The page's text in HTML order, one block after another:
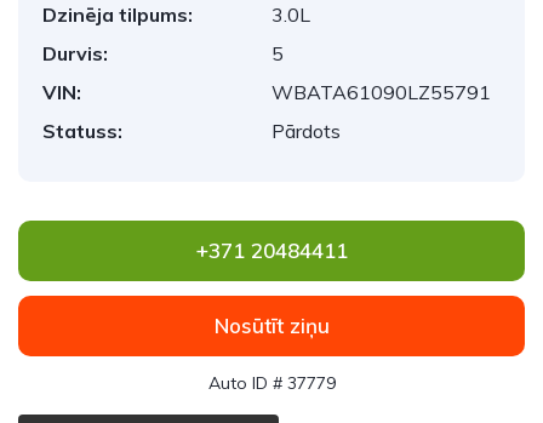
Dzinēja tilpums:
3.0L
Durvis:
5
VIN:
WBATA61090LZ55791
Statuss:
Pārdots
+371 20484411
Nosūtīt ziņu
Auto ID # 37779